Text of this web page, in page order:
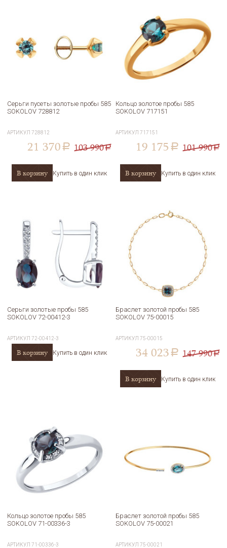
Серьги пусеты золотые пробы 585
SOKOLOV 728812
АРТИКУЛ728812
21 370 a 103 990a
В корзину Купить в один клик
Кольцо золотое пробы 585
SOKOLOV 717151
АРТИКУЛ717151
19 175 a 101 990a
В корзину Купить в один клик
Серьги золотые пробы 585
SOKOLOV 72-00412-3
АРТИКУЛ72-00412-3
В корзину Купить в один клик
Браслет золотой пробы 585
SOKOLOV 75-00015
АРТИКУЛ75-00015
34 023 a 147 990a
В корзину Купить в один клик
Кольцо золотое пробы 585
SOKOLOV 71-00336-3
АРТИКУЛ71-00336-3
Браслет золотой пробы 585
SOKOLOV 75-00021
АРТИКУЛ75-00021